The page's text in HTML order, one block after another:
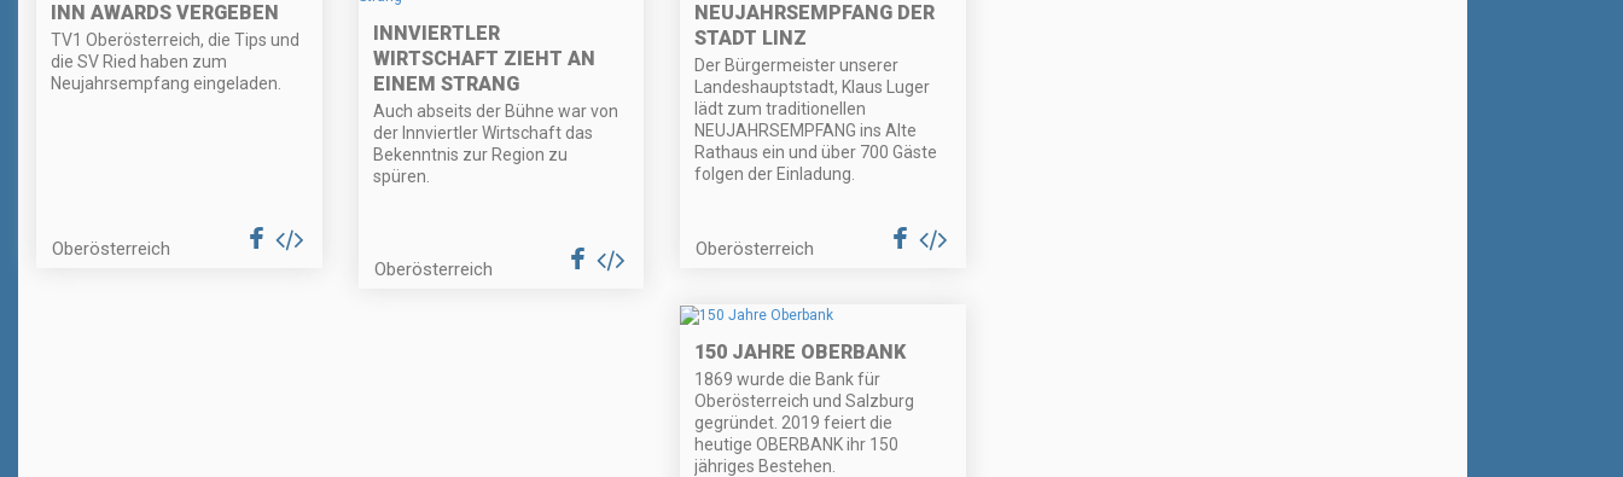
INN AWARDS VERGEBEN
TV1 Oberösterreich, die Tips und
die SV Ried haben zum
Neujahrsempfang eingeladen.
Oberösterreich
INNVIERTLER
WIRTSCHAFT ZIEHT AN
EINEM STRANG
Auch abseits der Bühne war von
der Innviertler Wirtschaft das
Bekenntnis zur Region zu
spüren.
Oberösterreich
NEUJAHRSEMPFANG DER
STADT LINZ
Der Bürgermeister unserer
Landeshauptstadt, Klaus Luger
lädt zum traditionellen
NEUJAHRSEMPFANG ins Alte
Rathaus ein und über 700 Gäste
folgen der Einladung.
Oberösterreich
150 JAHRE OBERBANK
1869 wurde die Bank für
Oberösterreich und Salzburg
gegründet. 2019 feiert die
heutige OBERBANK ihr 150
jähriges Bestehen.